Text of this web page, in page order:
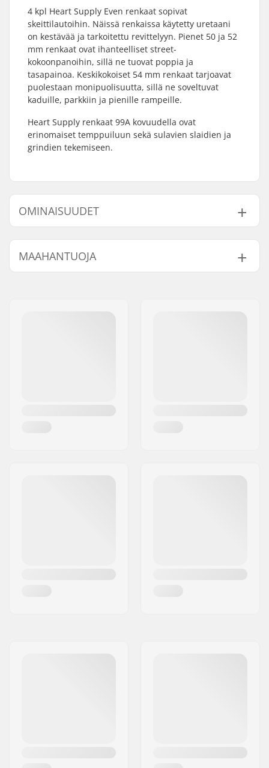
4 kpl Heart Supply Even renkaat sopivat
skeittilautoihin. Näissä renkaissa käytetty uretaani
on kestävää ja tarkoitettu revittelyyn. Pienet 50 ja 52
mm renkaat ovat ihanteelliset street-
kokoonpanoihin, sillä ne tuovat poppia ja
tasapainoa. Keskikokoiset 54 mm renkaat tarjoavat
puolestaan monipuolisuutta, sillä ne soveltuvat
kaduille, parkkiin ja pienille rampeille.
Heart Supply renkaat 99A kovuudella ovat
erinomaiset temppuiluun sekä sulavien slaidien ja
grindien tekemiseen.
OMINAISUUDET
Renkaan halkaisija:
50mm, 52mm, 54mm
Renkaan kovuus:
Renkaan materiaali:
PU valettu
MAAHANTUOJA